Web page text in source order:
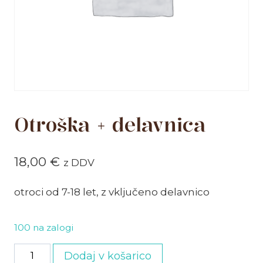
Otroška + delavnica
18,00 € z DDV
otroci od 7-18 let, z vključeno delavnico
100 na zalogi
Otroška
Dodaj v košarico